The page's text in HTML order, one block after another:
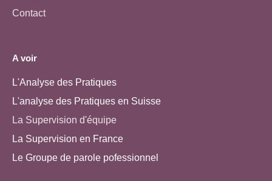
Contact
A voir
L'Analyse des Pratiques
L'analyse des Pratiques en Suisse
La Supervision d'équipe
La Supervision en France
Le Groupe de parole pofessionnel